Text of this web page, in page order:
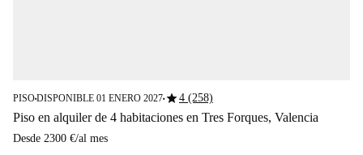
PISO■DISPONIBLE 01 ENERO 2027■star4 (258)
Piso en alquiler de 4 habitaciones en Tres Forques, Valencia
Desde 2300 €/al mes